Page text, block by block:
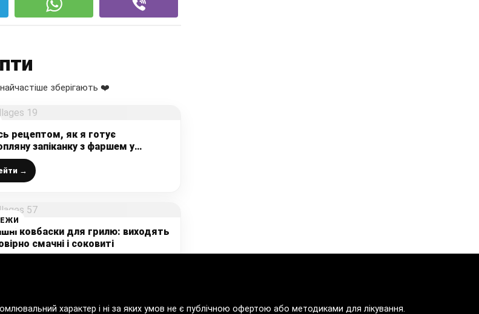
зберігають ❤️
рецептом, як я готує
запіканку з фаршем у
виходить дуже смачно,
і ситно, улюблена вечеря моєї
→
ковбаски для грилю: виходять
смачні і соковиті
характер і ні за яких умов не є публічною офертою або методиками для лікування.